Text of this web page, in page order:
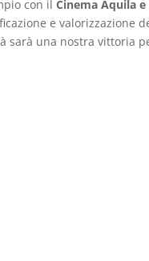
con ilCinema Aquila e
e valorizzazione
una nostra vittoria